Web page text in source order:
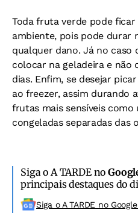
Toda fruta verde pode
ambiente, pois pode durar
qualquer dano. Já no caso
colocar na geladeira e não
dias. Enfim, se desejar
ao freezer, assim durando
frutas mais sensíveis como
congeladas separadas das
Siga o A TARDE no
principais destaques do
Siga o A TARDE no